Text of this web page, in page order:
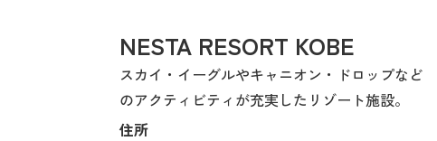
NESTA RESORT KOBE
スカイ・イーグルやキャニオン・ドロップなど
のアクティビティが充実したリゾート施設。
住所